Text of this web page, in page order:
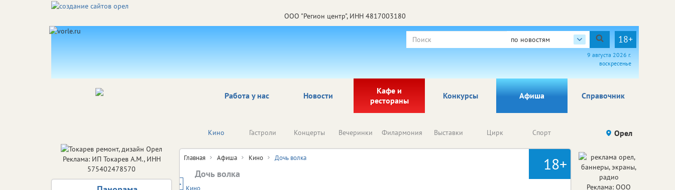
ООО "Регион центр", ИНН 4817003180
по новостям 18+
9 августа 2026 г.
воскресенье
Работа у нас Новости
Кафе и
рестораны
Афиша Справочник
Конкурсы
Кино Гастроли Концерты Вечеринки Филармония Выставки Цирк Спорт конкурсов
Орел
18+
Главная Афиша Кино Дочь волка
Дочь волка
18+
Кино
Реклама: ИП Токарев А.М., ИНН
575402478570
Реклама: ООО